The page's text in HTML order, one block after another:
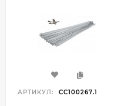
АРТИКУЛ: CC100267.1